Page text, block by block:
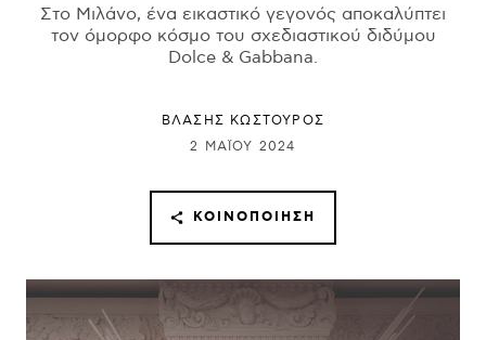
Στο Μιλάνο, ένα εικαστικό γεγονός αποκαλύπτει
τον όμορφο κόσμο του σχεδιαστικού διδύμου
Dolce & Gabbana.
ΒΛΑΣΗΣ ΚΩΣΤΟΥΡΟΣ
2 ΜΑΪ́ΟΥ 2024
ΚΟΙΝΟΠΟΊΗΣΗ